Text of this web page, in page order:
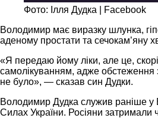
Фото: Ілля Дудка | Facebook
Володимир має виразку шлунка,
аденому простати та сечокам’яну
«Я передаю йому ліки, але це,
самолікуванням, адже обстеження
не було», — сказав син Дудки.
Володимир Дудка служив раніше у
Силах України. Росіяни затримали